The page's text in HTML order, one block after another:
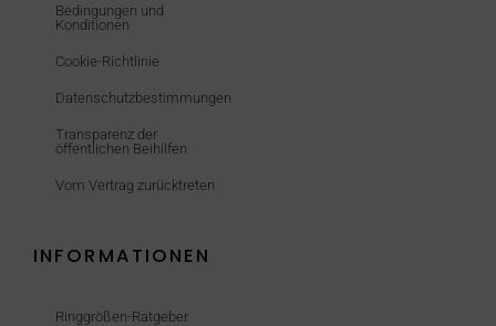
Bedingungen und
Konditionen
Cookie-Richtlinie
Datenschutzbestimmungen
Transparenz der
öffentlichen Beihilfen
Vom Vertrag zurücktreten
INFORMATIONEN
Ringgrößen-Ratgeber